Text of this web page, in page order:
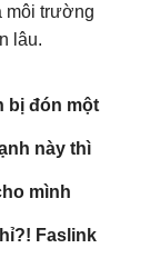
môi trường
lâu.
bị đón một
này thì
mình
Faslink